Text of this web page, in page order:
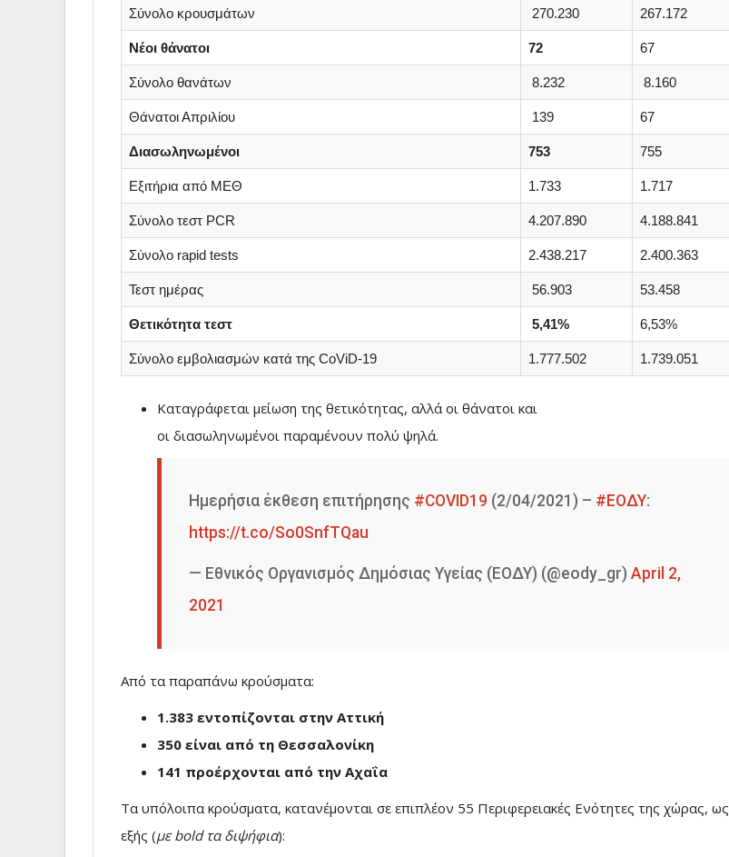
Σύνολο κρουσμάτων 270.230 267.172
Νέοι θάνατοι 72 67
Σύνολο θανάτων 8.232 8.160
Θάνατοι Απριλίου 139 67
Διασωληνωμένοι 753 755
Εξιτήρια από ΜΕΘ 1.733 1.717
Σύνολο τεστ PCR 4.207.890 4.188.841
Σύνολο rapid tests 2.438.217 2.400.363
Τεστ ημέρας 56.903 53.458
Θετικότητα τεστ 5,41% 6,53%
Σύνολο εμβολιασμών κατά της CoViD-19 1.777.502 1.739.051
Καταγράφεται μείωση της θετικότητας, αλλά οι θάνατοι και
οι διασωληνωμένοι παραμένουν πολύ ψηλά.
Ημερήσια έκθεση επιτήρησης #COVID19 (2/04/2021) – #ΕΟΔΥ:
https://t.co/So0SnfTQau
— Εθνικός Οργανισμός Δημόσιας Υγείας (ΕΟΔΥ) (@eody_gr) April 2,
2021
Από τα παραπάνω κρούσματα:
1.383 εντοπίζονται στην Αττική
350 είναι από τη Θεσσαλονίκη
141 προέρχονται από την Αχαΐα
Τα υπόλοιπα κρούσματα, κατανέμονται σε επιπλέον 55 Περιφερειακές Ενότητες της χώρας, ως
εξής (με bold τα διψήφια):